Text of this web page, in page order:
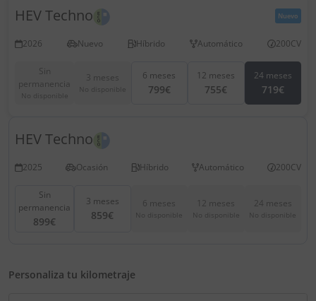
HEV Techno Nuevo
2026 Nuevo Híbrido Automático 200CV
Sin
permanencia
No disponible
3 meses
No disponible
6 meses
799€
12 meses
755€
24 meses
719€
HEV Techno
2025 Ocasión Híbrido Automático 200CV
Sin
permanencia
899€
3 meses
859€
6 meses
No disponible
12 meses
No disponible
24 meses
No disponible
Personaliza tu kilometraje